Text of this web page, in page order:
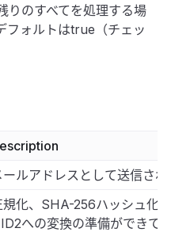
りのすべてを処理する場
フォルトはtrue（チェッ
ールアドレスとして送信され
規化、SHA-256ハッシュ化
への変換の準備ができて